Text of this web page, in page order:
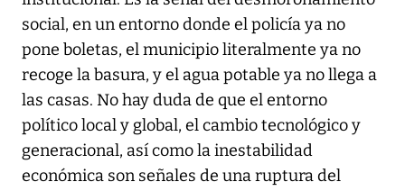
social, en un entorno donde el policía ya no
pone boletas, el municipio literalmente ya no
recoge la basura, y el agua potable ya no llega a
las casas. No hay duda de que el entorno
político local y global, el cambio tecnológico y
generacional, así como la inestabilidad
económica son señales de una ruptura del